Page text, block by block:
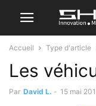
Accueil Type d'article
Les
Par David L. - 15 mai